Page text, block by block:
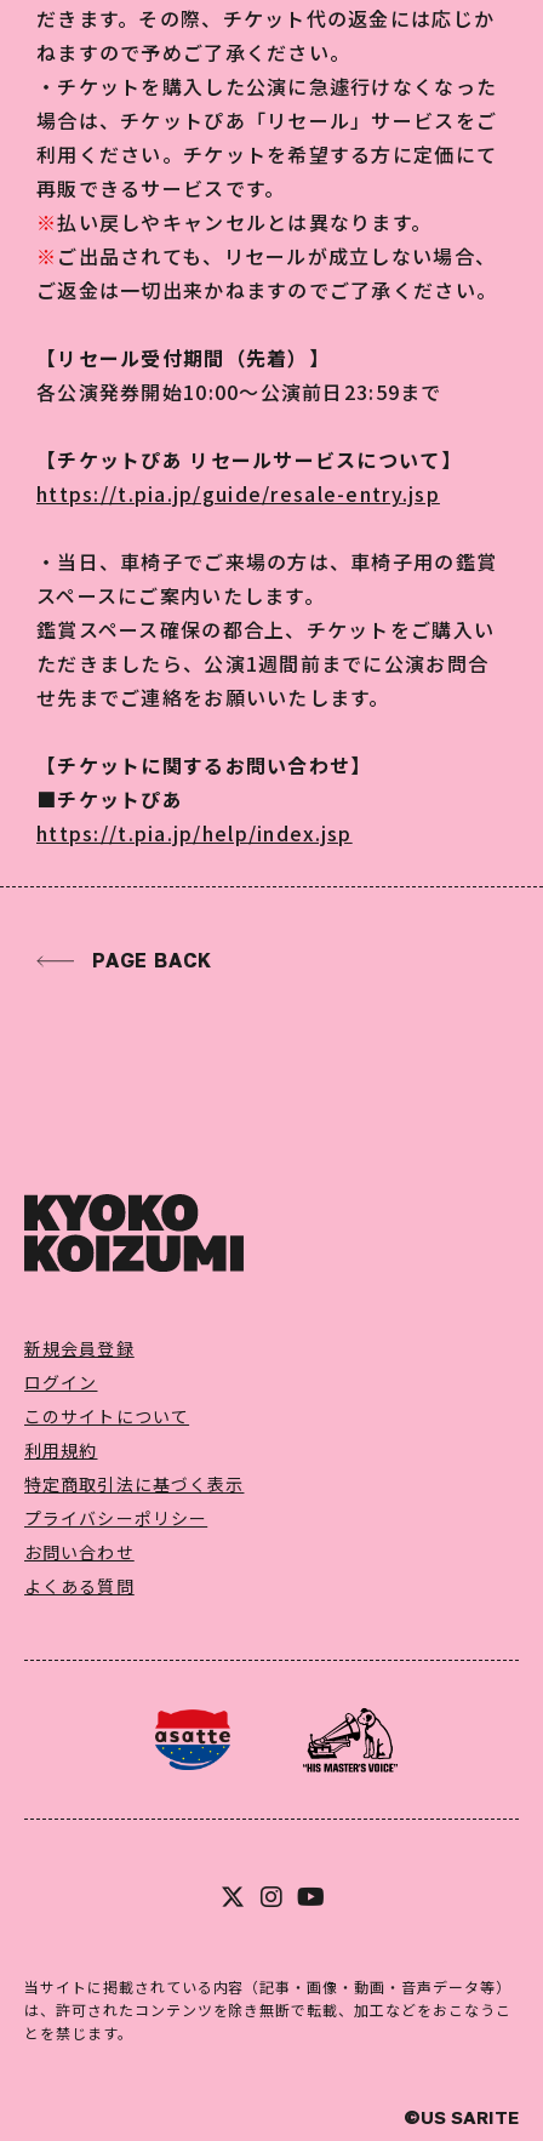
だきます。その際、チケット代の返金には応じか
ねますので予めご了承ください。
・チケットを購入した公演に急遽行けなくなった
場合は、チケットぴあ「リセール」サービスをご
利用ください。チケットを希望する方に定価にて
再販できるサービスです。
※払い戻しやキャンセルとは異なります。
※ ご出品されても、リセールが成立しない場合、
ご返金は一切出来かねますのでご了承ください。
【リセール受付期間（先着）】
各公演発券開始10:00～公演前日23:59まで
【チケットぴあ リセールサービスについて】
https://t.pia.jp/guide/resale-entry.jsp
・当日、車椅子でご来場の方は、車椅子用の鑑賞
スペースにご案内いたします。
鑑賞スペース確保の都合上、チケットをご購入い
ただきましたら、公演1週間前までに公演お問合
せ先までご連絡をお願いいたします。
【チケットに関するお問い合わせ】
■チケットぴあ
https://t.pia.jp/help/index.jsp
PAGE BACK
新規会員登録
ログイン
このサイトについて
利用規約
特定商取引法に基づく表示
プライバシーポリシー
お問い合わせ
よくある質問
当サイトに掲載されている内容（記事・画像・動画・音声データ等）
は、許可されたコンテンツを除き無断で転載、加工などをおこなうこ
とを禁じます。
©US SARITE